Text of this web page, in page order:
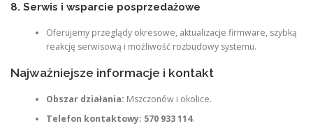
8. Serwis i wsparcie posprzedażowe
Oferujemy przeglądy okresowe, aktualizacje firmware, szybką
reakcję serwisową i możliwość rozbudowy systemu.
Najważniejsze informacje i kontakt
Obszar działania: Mszczonów i okolice.
Telefon kontaktowy: 570 933 114.